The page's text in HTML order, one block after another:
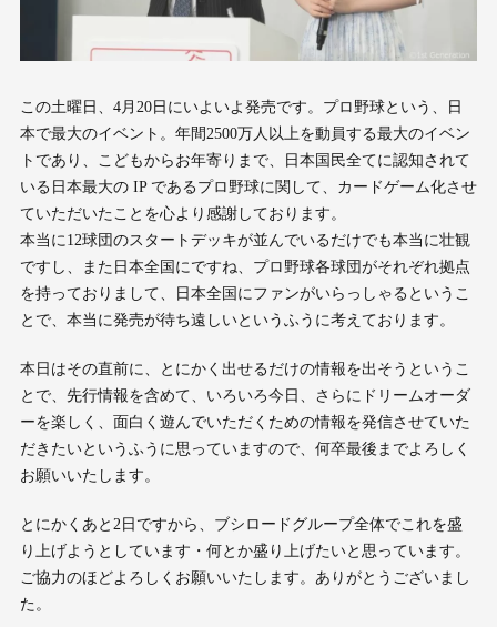
この土曜日、4月20日にいよいよ発売です。プロ野球という、日
本で最大のイベント。年間2500万人以上を動員する最大のイベン
トであり、こどもからお年寄りまで、日本国民全てに認知されて
いる日本最大の IP であるプロ野球に関して、カードゲーム化させ
ていただいたことを心より感謝しております。
本当に12球団のスタートデッキが並んでいるだけでも本当に壮観
ですし、また日本全国にですね、プロ野球各球団がそれぞれ拠点
を持っておりまして、日本全国にファンがいらっしゃるというこ
とで、本当に発売が待ち遠しいというふうに考えております。
本日はその直前に、とにかく出せるだけの情報を出そうというこ
とで、先行情報を含めて、いろいろ今日、さらにドリームオーダ
ーを楽しく、面白く遊んでいただくための情報を発信させていた
だきたいというふうに思っていますので、何卒最後までよろしく
お願いいたします。
とにかくあと2日ですから、ブシロードグループ全体でこれを盛
り上げようとしています・何とか盛り上げたいと思っています。
ご協力のほどよろしくお願いいたします。ありがとうございまし
た。